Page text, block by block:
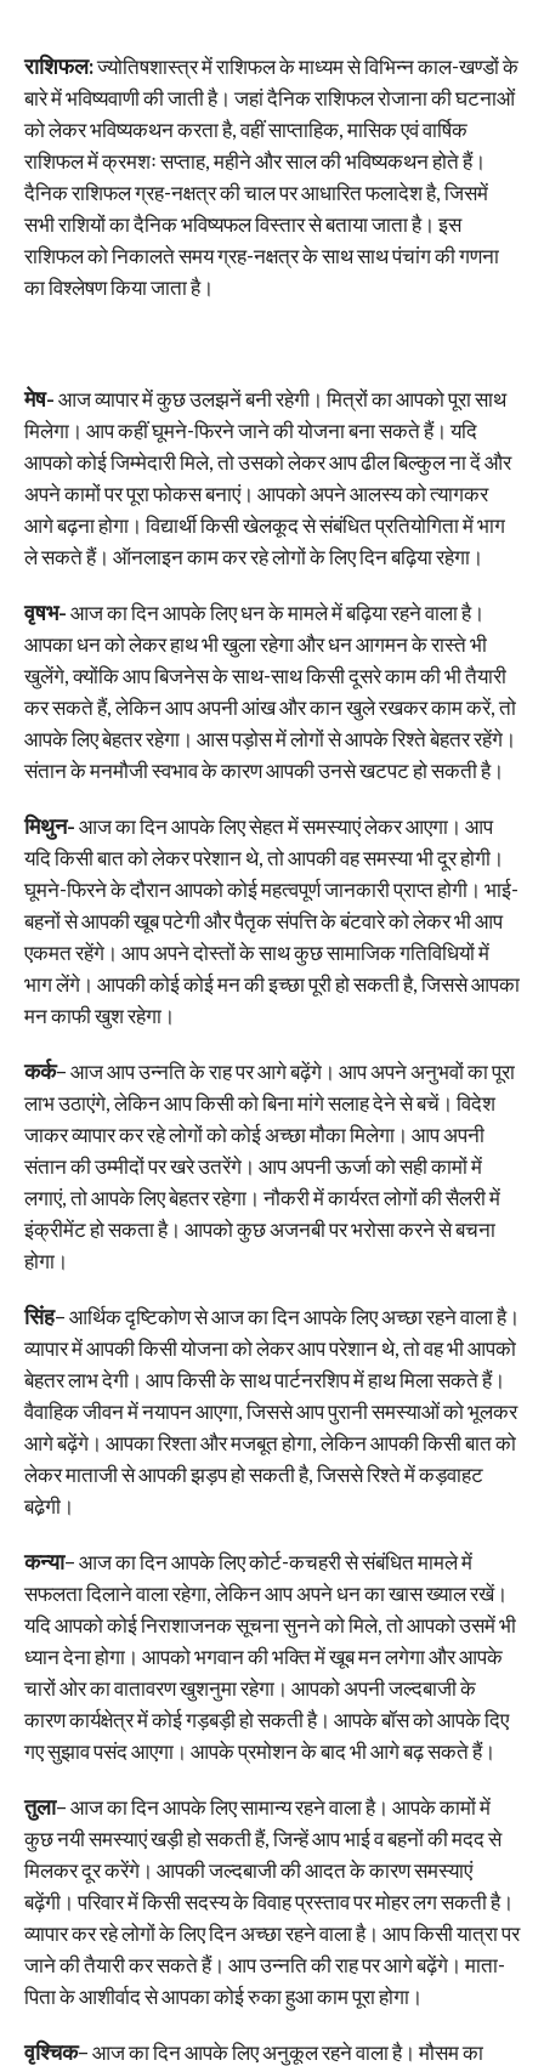
राशिफल:ज्योतिषशास्त्र में राशिफल के माध्यम से विभिन्न काल-खण्डों के
बारे में भविष्यवाणी की जाती है। जहां दैनिक राशिफल रोजाना की घटनाओं
को लेकर भविष्यकथन करता है, वहीं साप्ताहिक, मासिक एवं वार्षिक
राशिफल में क्रमशः सप्ताह, महीने और साल की भविष्यकथन होते हैं।
दैनिक राशिफल ग्रह-नक्षत्र की चाल पर आधारित फलादेश है, जिसमें
सभी राशियों का दैनिक भविष्यफल विस्तार से बताया जाता है। इस
राशिफल को निकालते समय ग्रह-नक्षत्र के साथ साथ पंचांग की गणना
का विश्लेषण किया जाता है।
मेष-आज व्यापार में कुछ उलझनें बनी रहेगी। मित्रों का आपको पूरा साथ
मिलेगा। आप कहीं घूमने-फिरने जाने की योजना बना सकते हैं। यदि
आपको कोई जिम्मेदारी मिले, तो उसको लेकर आप ढील बिल्कुल ना दें और
अपने कामों पर पूरा फोकस बनाएं। आपको अपने आलस्य को त्यागकर
आगे बढ़ना होगा। विद्यार्थी किसी खेलकूद से संबंधित प्रतियोगिता में भाग
ले सकते हैं। ऑनलाइन काम कर रहे लोगों के लिए दिन बढ़िया रहेगा।
वृषभ-आज का दिन आपके लिए धन के मामले में बढ़िया रहने वाला है।
आपका धन को लेकर हाथ भी खुला रहेगा और धन आगमन के रास्ते भी
खुलेंगे, क्योंकि आप बिजनेस के साथ-साथ किसी दूसरे काम की भी तैयारी
कर सकते हैं, लेकिन आप अपनी आंख और कान खुले रखकर काम करें, तो
आपके लिए बेहतर रहेगा। आस पड़ोस में लोगों से आपके रिश्ते बेहतर रहेंगे।
संतान के मनमौजी स्वभाव के कारण आपकी उनसे खटपट हो सकती है।
मिथुन-आज का दिन आपके लिए सेहत में समस्याएं लेकर आएगा। आप
यदि किसी बात को लेकर परेशान थे, तो आपकी वह समस्या भी दूर होगी।
घूमने-फिरने के दौरान आपको कोई महत्वपूर्ण जानकारी प्राप्त होगी। भाई-
बहनों से आपकी खूब पटेगी और पैतृक संपत्ति के बंटवारे को लेकर भी आप
एकमत रहेंगे। आप अपने दोस्तों के साथ कुछ सामाजिक गतिविधियों में
भाग लेंगे। आपकी कोई कोई मन की इच्छा पूरी हो सकती है, जिससे आपका
मन काफी खुश रहेगा।
कर्क– आज आप उन्नति के राह पर आगे बढ़ेंगे। आप अपने अनुभवों का पूरा
लाभ उठाएंगे, लेकिन आप किसी को बिना मांगे सलाह देने से बचें। विदेश
जाकर व्यापार कर रहे लोगों को कोई अच्छा मौका मिलेगा। आप अपनी
संतान की उम्मीदों पर खरे उतरेंगे। आप अपनी ऊर्जा को सही कामों में
लगाएं, तो आपके लिए बेहतर रहेगा। नौकरी में कार्यरत लोगों की सैलरी में
इंक्रीमेंट हो सकता है। आपको कुछ अजनबी पर भरोसा करने से बचना
होगा।
सिंह– आर्थिक दृष्टिकोण से आज का दिन आपके लिए अच्छा रहने वाला है।
व्यापार में आपकी किसी योजना को लेकर आप परेशान थे, तो वह भी आपको
बेहतर लाभ देगी। आप किसी के साथ पार्टनरशिप में हाथ मिला सकते हैं।
वैवाहिक जीवन में नयापन आएगा, जिससे आप पुरानी समस्याओं को भूलकर
आगे बढ़ेंगे। आपका रिश्ता और मजबूत होगा, लेकिन आपकी किसी बात को
लेकर माताजी से आपकी झड़प हो सकती है, जिससे रिश्ते में कड़वाहट
बढे़गी।
कन्या– आज का दिन आपके लिए कोर्ट-कचहरी से संबंधित मामले में
सफलता दिलाने वाला रहेगा, लेकिन आप अपने धन का खास ख्याल रखें।
यदि आपको कोई निराशाजनक सूचना सुनने को मिले, तो आपको उसमें भी
ध्यान देना होगा। आपको भगवान की भक्ति में खूब मन लगेगा और आपके
चारों ओर का वातावरण खुशनुमा रहेगा। आपको अपनी जल्दबाजी के
कारण कार्यक्षेत्र में कोई गड़बड़ी हो सकती है। आपके बॉस को आपके दिए
गए सुझाव पसंद आएगा। आपके प्रमोशन के बाद भी आगे बढ़ सकते हैं।
तुला– आज का दिन आपके लिए सामान्य रहने वाला है। आपके कामों में
कुछ नयी समस्याएं खड़ी हो सकती हैं, जिन्हें आप भाई व बहनों की मदद से
मिलकर दूर करेंगे। आपकी जल्दबाजी की आदत के कारण समस्याएं
बढ़ेंगी। परिवार में किसी सदस्य के विवाह प्रस्ताव पर मोहर लग सकती है।
व्यापार कर रहे लोगों के लिए दिन अच्छा रहने वाला है। आप किसी यात्रा पर
जाने की तैयारी कर सकते हैं। आप उन्नति की राह पर आगे बढ़ेंगे। माता-
पिता के आशीर्वाद से आपका कोई रुका हुआ काम पूरा होगा।
वृश्चिक– आज का दिन आपके लिए अनुकूल रहने वाला है। मौसम का